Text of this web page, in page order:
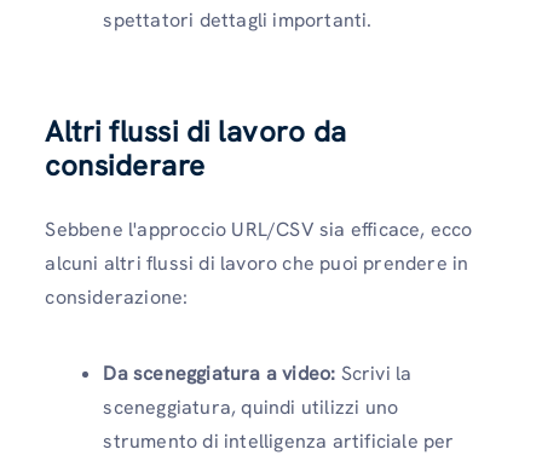
spettatori dettagli importanti.
Altri flussi di lavoro da
considerare
Sebbene l'approccio URL/CSV sia efficace, ecco
alcuni altri flussi di lavoro che puoi prendere in
considerazione:
Da sceneggiatura a video: Scrivi la
sceneggiatura, quindi utilizzi uno
strumento di intelligenza artificiale per